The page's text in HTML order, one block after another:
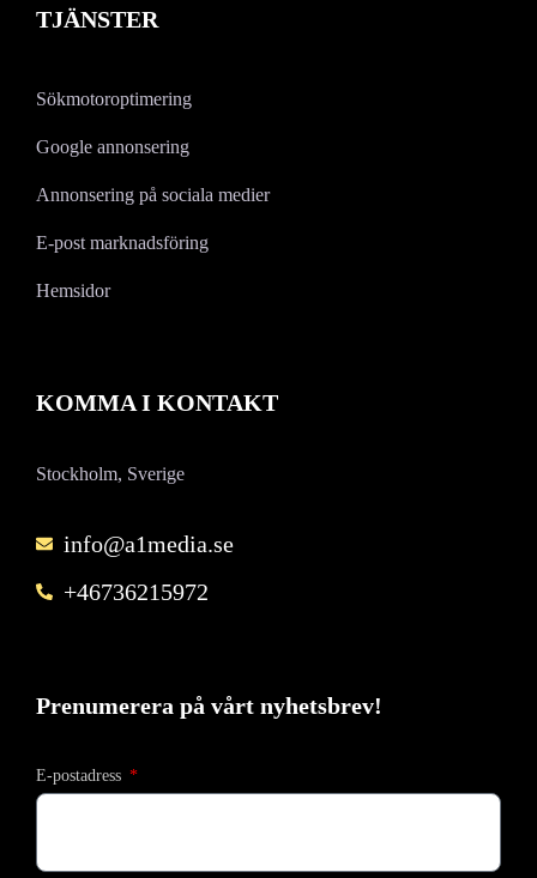
TJÄNSTER
Sökmotoroptimering
Google annonsering
Annonsering på sociala medier
E-post marknadsföring
Hemsidor
KOMMA I KONTAKT
Stockholm, Sverige
info@a1media.se
+46736215972
Prenumerera på vårt nyhetsbrev!
E-postadress